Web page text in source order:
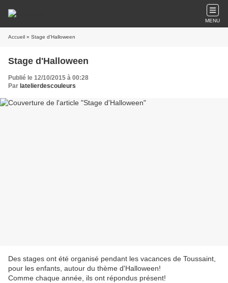
MENU
Accueil » Stage d'Halloween
Stage d'Halloween
Publié le 12/10/2015 à 00:28
Par latelierdescouleurs
Des stages ont été organisé pendant les vacances de Toussaint,
pour les enfants, autour du thème d'Halloween!
Comme chaque année, ils ont répondus présent!